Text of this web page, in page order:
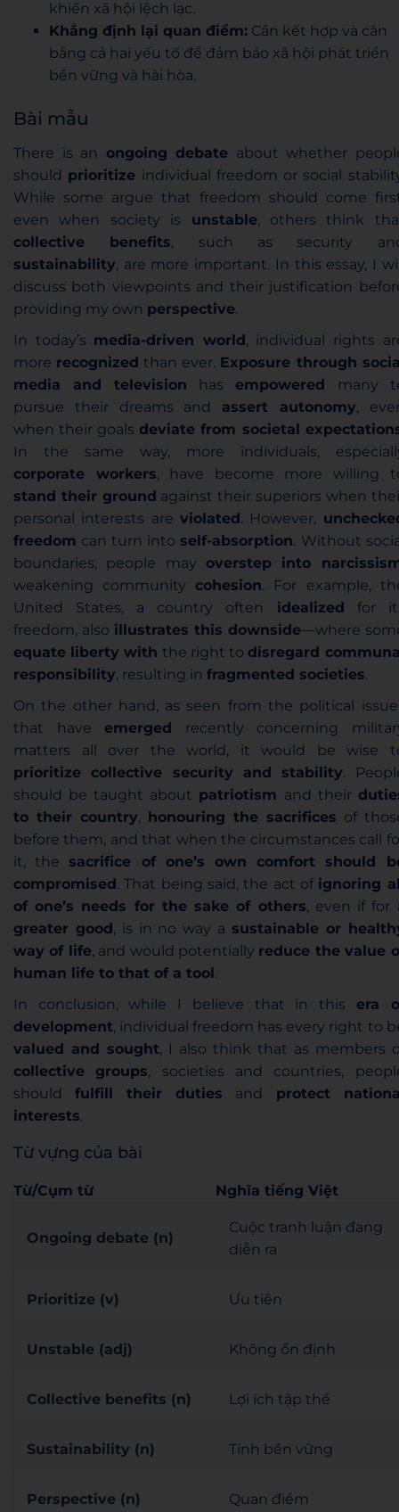
khiến xã hội lệch lạc.
Khẳng định lại quan điểm: Cần kết hợp và cân
bằng cả hai yếu tố để đảm bảo xã hội phát triển
bền vững và hài hòa.
Bài mẫu
There is an ongoing debate about whether
should prioritize individual freedom or social
While some argue that freedom should come
even when society is unstable, others think
collective benefits, such as security
sustainability, are more important. In this essay, I
discuss both viewpoints and their justification
providing my own perspective.
In today’s media-driven world, individual rights
more recognized than ever. Exposure through
media and television has empowered many
pursue their dreams and assert autonomy,
when their goals deviate from societal
In the same way, more individuals,
corporate workers, have become more willing
stand their ground against their superiors when
personal interests areviolated. However,
freedom can turn into self-absorption. Without
boundaries, people may overstep into
weakening community cohesion. For example,
United States, a country often idealized for
freedom, also illustrates this downside—where
equate liberty with the right to disregard
responsibility, resulting in fragmented societies.
On the other hand, as seen from the political
that have emerged recently concerning
matters all over the world, it would be wise
prioritize collective security and stability.
should be taught about patriotism and their
to their country, honouring the sacrifices of
before them, and that when the circumstances call
it, the sacrifice of one’s own comfort should
compromised. That being said, the act of ignoring
of one’s needs for the sake of others, even if for
greater good, is in no way a sustainable or
way of life, and would potentially reduce the value
human life to that of a tool.
In conclusion, while I believe that in this era
development, individual freedom has every right to
valued and sought, I also think that as members
collective
groups, societies and countries,
shouldfulfill their duties and protect
interests.
Từ vựng của bài
Từ/Cụm từ Nghĩa tiếng Việt
Ongoing debate (n)
Cuộc tranh luận đang
diễn ra
Prioritize (v) Ưu tiên
Unstable (adj) Không ổn định
Collective benefits (n) Lợi ích tập thể
Sustainability (n) Tính bền vững
Perspective (n) Quan điểm